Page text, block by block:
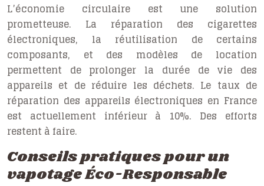
L’économie circulaire est une solution
prometteuse. La réparation des cigarettes
électroniques, la réutilisation de certains
composants, et des modèles de location
permettent de prolonger la durée de vie des
appareils et de réduire les déchets. Le taux de
réparation des appareils électroniques en France
est actuellement inférieur à 10%. Des efforts
restent à faire.
Conseils pratiques pour un
vapotage Éco-Responsable